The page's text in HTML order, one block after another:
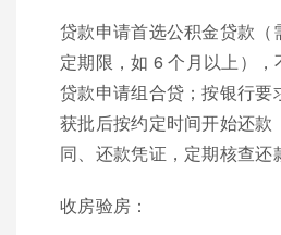
贷款申请首选公积金贷款（
定期限，如 6 个月以上）
贷款申请组合贷；按银行要
获批后按约定时间开始还款
同、还款凭证，定期核查还
收房验房：